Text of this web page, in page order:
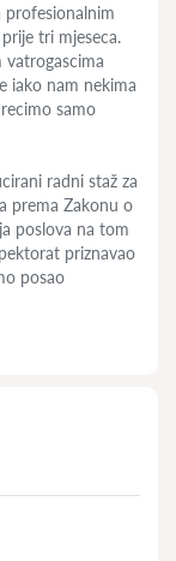
profesionalnim
tri mjeseca.
vatrogascima
iako nam nekima
samo
radni staž za
prema Zakonu o
poslova na tom
priznavao
posao